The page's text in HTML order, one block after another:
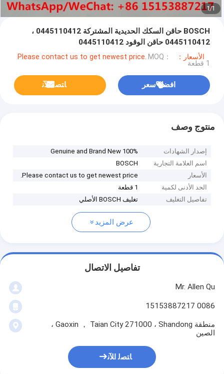
1
/
1
BOSCH حاقن السكك الحديدية المشتركة 0445110412 ،
0445110412 حاقن الوقود 0445110412
الأسعار：Please contact us to get newest price. MOQ：
1 قطعة
افضل سعر ﺎﺘﺼﻟ ﺍﻶﻧ
منتوج وصف
إصدار الشهادات
100% Genuine and Brand New
اسم العلامة التجارية
BOSCH
الأسعار
Please contact us to get newest price.
الحد الأدنى لكمية
1 قطعة
تفاصيل التغليف
تغليف BOSCH الأصلي
عرض المزيد
تفاصيل الاتصال
Mr. Allen Qu
0086 15153887217
منطقة Gaoxin ， Taian City 271000 ، Shandong ،
الصين
ﺎﺘﺼﻟ ﺍﻶﻧ